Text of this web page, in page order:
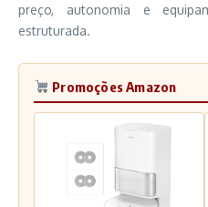
preço, autonomia e
estruturada.
Promoções Amazon